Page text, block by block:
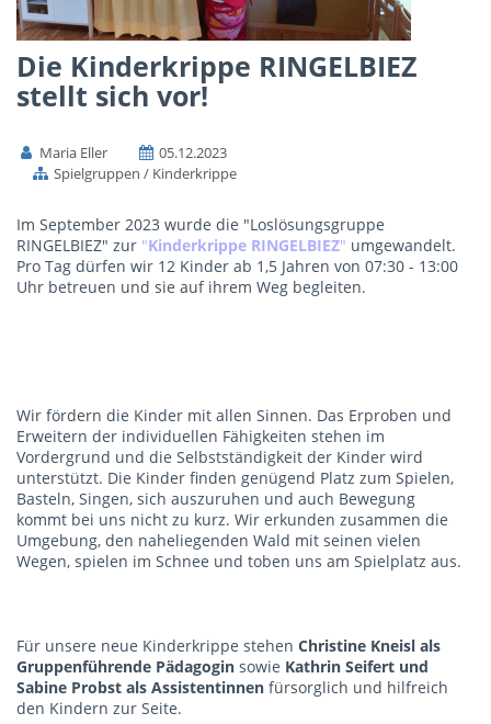
Die Kinderkrippe RINGELBIEZ
stellt sich vor!
Maria Eller
05.12.2023
Spielgruppen / Kinderkrippe
Im September 2023 wurde die "Loslösungsgruppe
RINGELBIEZ" zur "Kinderkrippe RINGELBIEZ" umgewandelt.
Pro Tag dürfen wir 12 Kinder ab 1,5 Jahren von 07:30 - 13:00
Uhr betreuen und sie auf ihrem Weg begleiten.
Wir fördern die Kinder mit allen Sinnen. Das Erproben und
Erweitern der individuellen Fähigkeiten stehen im
Vordergrund und die Selbstständigkeit der Kinder wird
unterstützt. Die Kinder finden genügend Platz zum Spielen,
Basteln, Singen, sich auszuruhen und auch Bewegung
kommt bei uns nicht zu kurz. Wir erkunden zusammen die
Umgebung, den naheliegenden Wald mit seinen vielen
Wegen, spielen im Schnee und toben uns am Spielplatz aus.
Für unsere neue Kinderkrippe stehen Christine Kneisl als
Gruppenführende Pädagogin sowie Kathrin Seifert und
Sabine Probst als Assistentinnen fürsorglich und hilfreich
den Kindern zur Seite.